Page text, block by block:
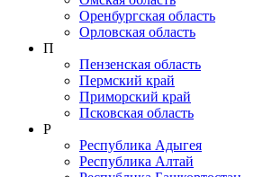
Оренбургская область
Орловская область
П
Пензенская область
Пермский край
Приморский край
Псковская область
Р
Республика Адыгея
Республика Алтай